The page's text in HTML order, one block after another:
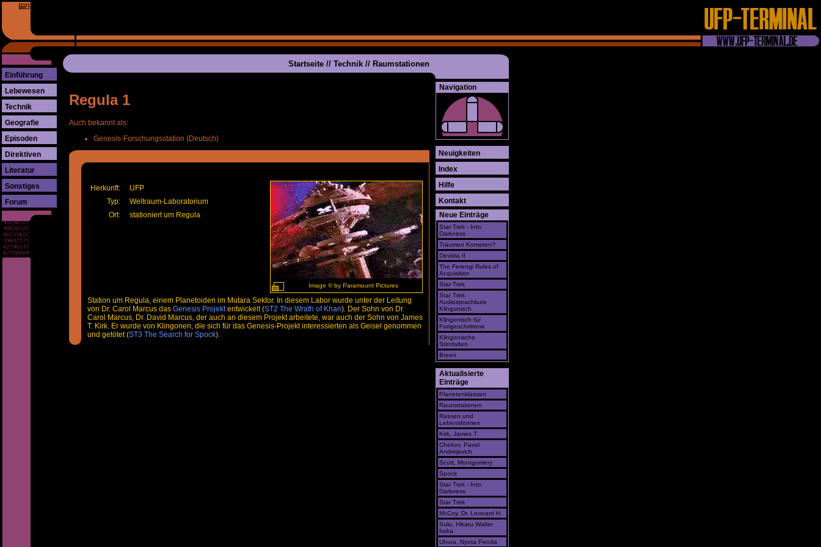
Einführung
Lebewesen
Technik
Geografie
Episoden
Direktiven
Literatur
Sonstiges
Forum
Startseite // Technik // Raumstationen
Regula 1
Auch bekannt als:
Genesis-Forschungsstation (Deutsch)
Image © by Paramount Pictures
Herkunft:
UFP
Typ:
Weltraum-Laboratorium
Ort:
stationiert um Regula
Station um Regula, einem Planetoiden im Mutara Sektor. In diesem Labor wurde unter der Leitung
von Dr. Carol Marcus das Genesis Projektentwickelt (ST2 The Wrath of Khan). Der Sohn von Dr.
Carol Marcus, Dr. David Marcus, der auch an diesem Projekt arbeitete, war auch der Sohn von James
T. Kirk. Er wurde von Klingonen, die sich für das Genesis-Projekt interessierten als Geisel genommen
und getötet (ST3 The Search for Spock).
Navigation
Neuigkeiten
Index
Hilfe
Kontakt
Neue Einträge
Star Trek - Into
Darkness
Träumen Kometen?
Devidia II
The Ferengi Rules of
Acquisition
Star Trek
Star Trek
Audiosprachkurs
Klingonisch
Klingonisch für
Fortgeschrittene
Klingonische
Stirnfalten
Breen
Aktualisierte
Einträge
Planetenklassen
Raumstationen
Rassen und
Lebensformen
Kirk, James T.
Chekov, Pavel
Andrejevich
Scott, Montgomery
Spock
Star Trek - Into
Darkness
Star Trek
McCoy, Dr. Leonard H.
Sulu, Hikaru Walter
Itaka
Uhura, Nyota Penda